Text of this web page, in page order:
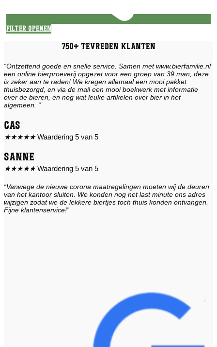
Filter openen
750+ tevreden klanten
“Ontzettend goede en snelle service. Samen met www.bierfamilie.nl
een online bierproeverij opgezet voor een groep van 39 man, deze
is zeker aan te raden! We kregen allemaal een mooi pakket
thuisbezorgd, en via de mail een mooi boekwerk met informatie
over de bieren, en nog wat leuke artikelen over bier in het
algemeen. “
Cas
★★★★★ Waardering 5 van 5
Sanne
★★★★★ Waardering 5 van 5
“Vanwege de nieuwe corona maatregelingen moeten wij de deuren
van het kantoor sluiten. We konden nog net last minute ons adres
wijzigen zodat we de lekkere biertjes toch thuis konden ontvangen.
Fijne klantenservice!”